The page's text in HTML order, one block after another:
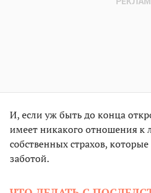
И, если уж быть до конца
имеет никакого отношения к
собственных страхов,
заботой.